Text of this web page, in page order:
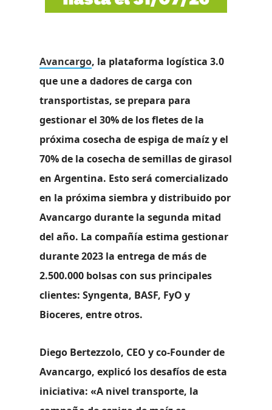
Avancargo, la plataforma logística 3.0
que une a dadores de carga con
transportistas, se prepara para
gestionar el 30% de los fletes de la
próxima cosecha de espiga de maíz y el
70% de la cosecha de semillas de girasol
en Argentina. Esto será comercializado
en la próxima siembra y distribuido por
Avancargo durante la segunda mitad
del año. La compañía estima gestionar
durante 2023 la entrega de más de
2.500.000 bolsas con sus principales
clientes: Syngenta, BASF, FyO y
Bioceres, entre otros.
Diego Bertezzolo, CEO y co-Founder de
Avancargo, explicó los desafíos de esta
iniciativa: «A nivel transporte, la